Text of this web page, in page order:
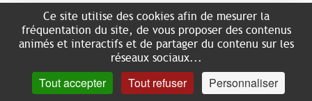
Renseigner votre email pour recevoir notre lettre d'information.
Ce champ est exigé. OK
Nos médias
Nous trouver
Ce site utilise des cookies afin de mesurer la
fréquentation du site, de vous proposer des contenus
animés et interactifs et de partager du contenu sur les
réseaux sociaux...
Tout accepter Tout refuser Personnaliser